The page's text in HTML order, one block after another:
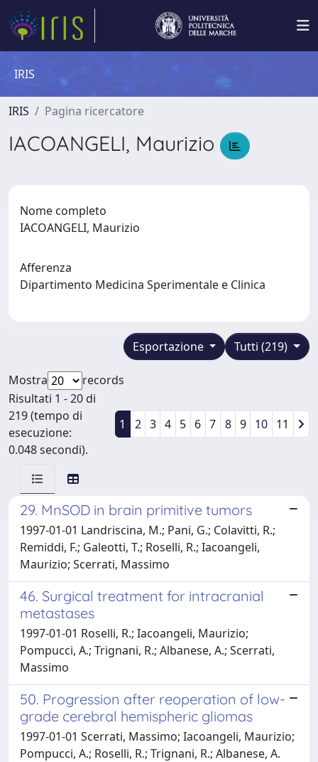
IRIS
IRIS Pagina ricercatore
IACOANGELI, Maurizio
Nome completo
IACOANGELI, Maurizio
Afferenza
Dipartimento Medicina Sperimentale e Clinica
Tutti (219)
Esportazione
Mostra
records
Risultati 1 - 20 di
219 (tempo di
esecuzione:
0.048 secondi).
1 2 3 4 5 6 7 8 9 10 11
29. MnSOD in brain primitive tumors
1997-01-01 Landriscina, M.; Pani, G.; Colavitti, R.;
Remiddi, F.; Galeotti, T.; Roselli, R.; Iacoangeli,
Maurizio; Scerrati, Massimo
46. Surgical treatment for intracranial
metastases
1997-01-01 Roselli, R.; Iacoangeli, Maurizio;
Pompucci, A.; Trignani, R.; Albanese, A.; Scerrati,
Massimo
50. Progression after reoperation of low-
grade cerebral hemispheric gliomas
1997-01-01 Scerrati, Massimo; Iacoangeli, Maurizio;
Pompucci, A.; Roselli, R.; Trignani, R.; Albanese, A.